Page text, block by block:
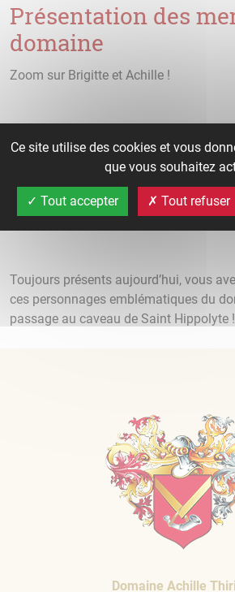
Présentation des
domaine
Zoom sur Brigitte et Achille !
Ils ont ouvert le caveau de dégustation
Brigitte accueillant les clients et les
Achille passionné de la vigne et
Toujours présents aujourd’hui, vous
ces personnages emblématiques du
passage au caveau de Saint Hippolyte !
Domaine Achille
Ce site utilise des cookies et vous
que vous souhaitez
Tout accepter Tout refuser